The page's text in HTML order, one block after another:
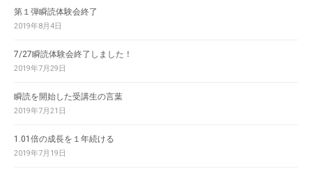
第１弾瞬読体験会終了
2019年8月4日
7/27瞬読体験会終了しました！
2019年7月29日
瞬読を開始した受講生の言葉
2019年7月21日
1.01倍の成長を１年続ける
2019年7月19日